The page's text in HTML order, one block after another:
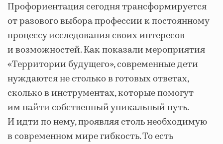
Профориентация сегодня трансформируется
от разового выбора профессии к постоянному
процессу исследования своих интересов
и возможностей. Как показали мероприятия
«Территории будущего», современные дети
нуждаются не столько в готовых ответах,
сколько в инструментах, которые помогут
им найти собственный уникальный путь.
И идти по нему, проявляя столь необходимую
в современном мире гибкость. То есть